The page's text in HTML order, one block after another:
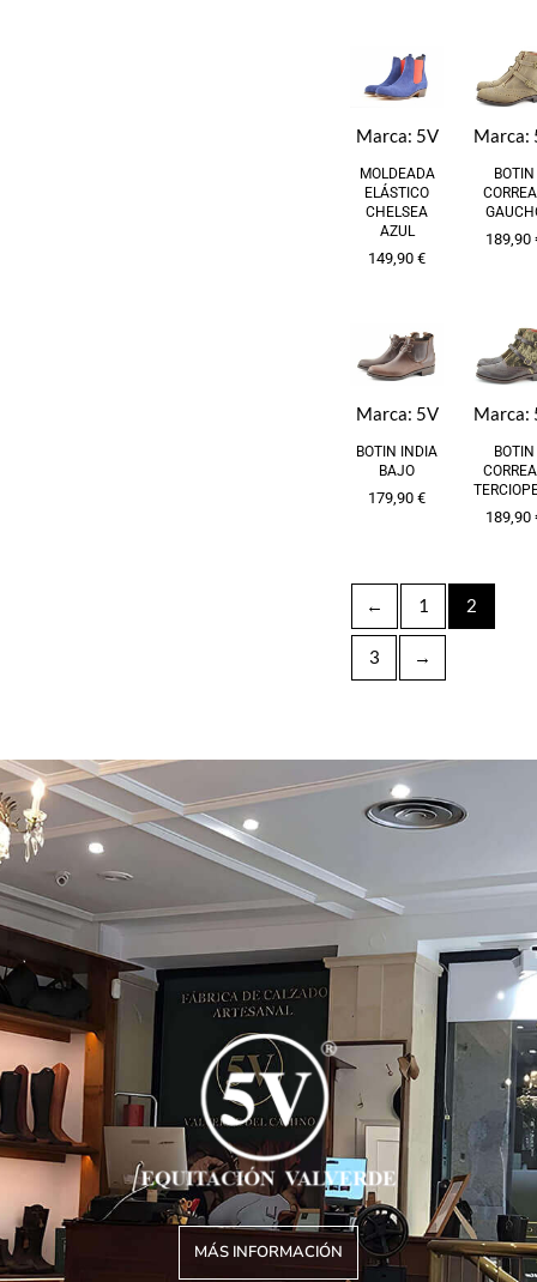
Marca: 5V
MOLDEADA
ELÁSTICO
CHELSEA
AZUL
149,90 €
Marca:
BOTIN
189,90
Marca: 5V
BOTIN INDIA
BAJO
179,90 €
Marca:
BOTIN
189,90
← 1 2
3 →
MÁS INFORMACIÓN